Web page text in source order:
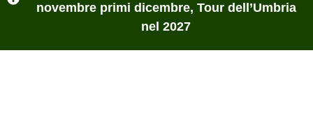
novembre primi dicembre, Tour dell’Umbria
nel 2027